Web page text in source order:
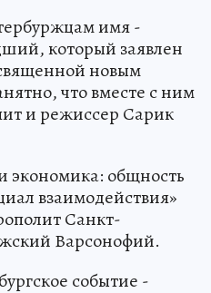
имя -
который заявлен
новым
что вместе с ним
и режиссер Сарик
экономика: общность
взаимодействия»
Санкт-
Варсонофий.
событие -